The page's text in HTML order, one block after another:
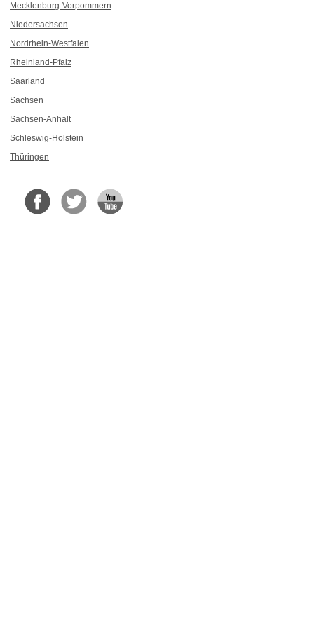
Mecklenburg-Vorpommern
Niedersachsen
Nordrhein-Westfalen
Rheinland-Pfalz
Saarland
Sachsen
Sachsen-Anhalt
Schleswig-Holstein
Thüringen